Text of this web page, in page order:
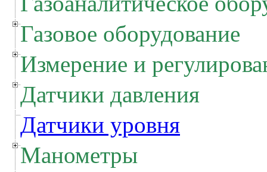
Газовое оборудование
Измерение и
Датчики давления
Датчики уровня
Манометры